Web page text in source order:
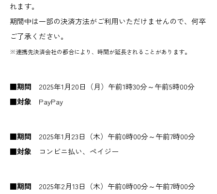
れます。
期間中は一部の決済方法がご利用いただけませんので、何卒
ご了承ください。
※連携先決済会社の都合により、時間が延長されることがあります。
■期間 2025年1月20日（月）午前1時30分～午前5時00分
■対象 PayPay
■期間 2025年1月23日（木）午前0時00分～午前7時00分
■対象 コンビニ払い、ペイジー
■期間 2025年2月13日（木）午前0時00分～午前7時00分